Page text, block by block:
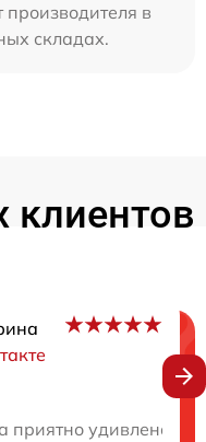
производителя в
складах.
приятно удивлена